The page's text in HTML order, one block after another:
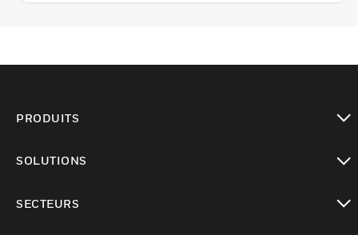
PRODUITS
SOLUTIONS
SECTEURS